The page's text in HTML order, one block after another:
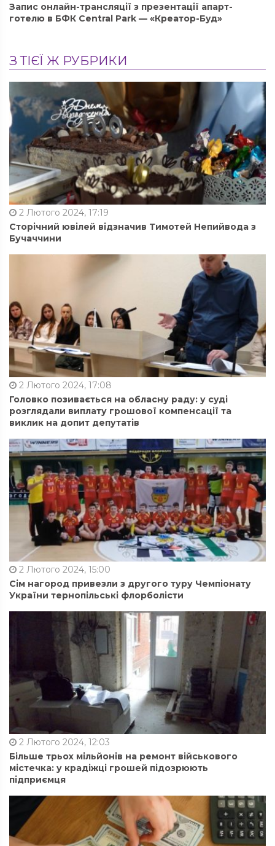
Запис онлайн-трансляції з презентації апарт-
готелю в БФК Central Park — «Креатор-Буд»
З ТІЄЇ Ж РУБРИКИ
2 Лютого 2024, 17:19
Сторічний ювілей відзначив Тимотей Непийвода з
Бучаччини
2 Лютого 2024, 17:08
Головко позивається на обласну раду: у суді
розглядали виплату грошової компенсації та
виклик на допит депутатів
2 Лютого 2024, 15:00
Сім нагород привезли з другого туру Чемпіонату
України тернопільські флорболісти
2 Лютого 2024, 12:03
Більше трьох мільйонів на ремонт військового
містечка: у крадіжці грошей підозрюють
підприємця